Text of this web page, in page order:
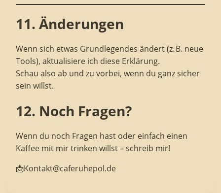
11. Änderungen
Wenn sich etwas Grundlegendes ändert (z. B. neue
Tools), aktualisiere ich diese Erklärung.
Schau also ab und zu vorbei, wenn du ganz sicher
sein willst.
12. Noch Fragen?
Wenn du noch Fragen hast oder einfach einen
Kaffee mit mir trinken willst – schreib mir!
📩Kontakt@caferuhepol.de